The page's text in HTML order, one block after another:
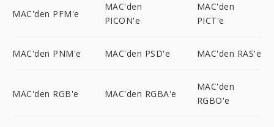
MAC'den PFM'e
MAC'den
PICON'e
MAC'den
PICT'e
MAC'den PNM'e MAC'den PSD'e MAC'den RAS'e
MAC'den RGB'e MAC'den RGBA'e
MAC'den
RGBO'e